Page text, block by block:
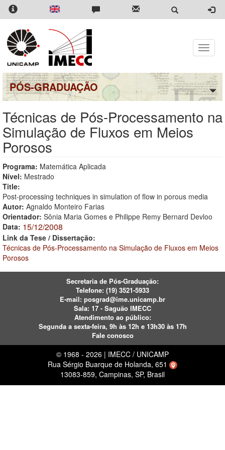
Pular
para
conteúdo
principal
Toggle
PÓS-GRADUAÇÃO
Técnicas de Pós-Processamento na
Simulação de Fluxos em Meios
Porosos
Programa: Matemática Aplicada
Nível: Mestrado
Title:
Post-processing techniques in simulation of flow in porous media
Autor: Agnaldo Monteiro Farias
Orientador: Sônia Maria Gomes e Philippe Remy Bernard Devloo
Data: 15/12/2008
Link da Tese / Dissertação:
Técnicas de Pós-Processamento na Simulação de Fluxos em Meios
Porosos
Secretaria de Pós-Graduação:
Telefone: (19) 3521-5933
E-mail: posgrad@ime.unicamp.br
Sala: 17 - Saguão IMECC
Atendimento ao público:
Segunda a sexta-feira, 9h às 12h e 13h30 às 17h
Fale conosco
© 1968 - 2026 | IMECC / UNICAMP
Rua Sérgio Buarque de Holanda, 651
13083-859, Campinas, SP, Brasil